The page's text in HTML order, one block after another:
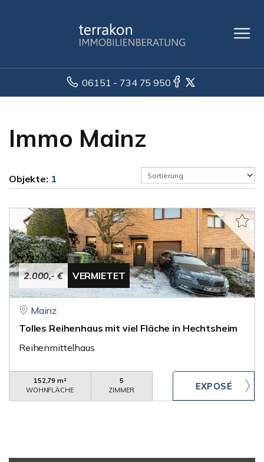
06151 - 734 75 950
Immo Mainz
Objekte: 1
2.000,- € VERMIETET
Mainz
Tolles Reihenhaus mit viel Fläche in Hechtsheim
Reihenmittelhaus
152,79 m²
WOHNFLÄCHE
5
ZIMMER